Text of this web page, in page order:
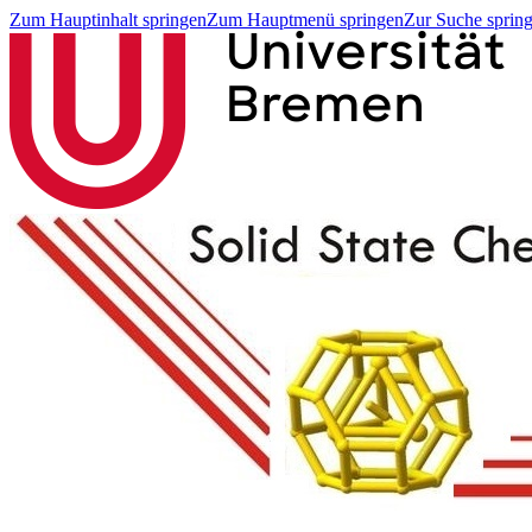
Zum Hauptinhalt springenZum Hauptmenü springenZur Suche